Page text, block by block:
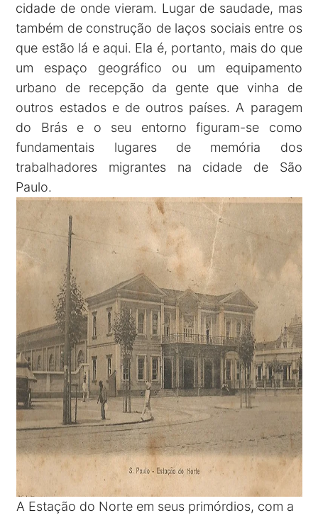
cidade de onde vieram. Lugar de saudade, mas
também de construção de laços sociais entre os
que estão lá e aqui. Ela é, portanto, mais do que
um espaço geográfico ou um equipamento
urbano de recepção da gente que vinha de
outros estados e de outros países. A paragem
do Brás e o seu entorno figuram-se como
fundamentais lugares de memória dos
trabalhadores migrantes na cidade de São
Paulo.
A Estação do Norte em seus primórdios, com a